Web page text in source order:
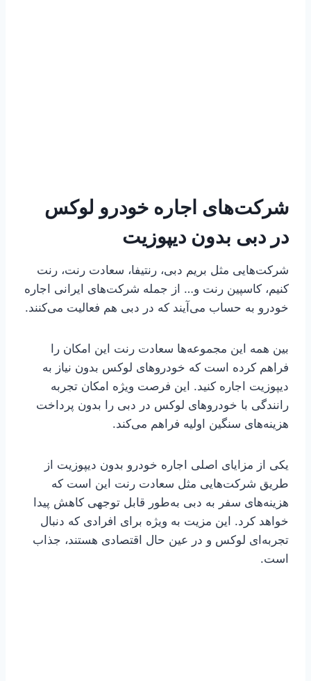
شرکت‌های اجاره خودرو لوکس
در دبی بدون دیپوزیت
شرکت‌هایی مثل بریم دبی، رنتیفا، سعادت رنت، رنت
کنیم، کاسپین رنت و… از جمله شرکت‌های ایرانی اجاره
خودرو به حساب می‌آیند که در دبی هم فعالیت می‌کنند.
بین همه این مجموعه‌ها سعادت رنت این امکان را
فراهم کرده است که خودروهای لوکس بدون نیاز به
دیپوزیت اجاره کنید. این فرصت ویژه امکان تجربه
رانندگی با خودروهای لوکس در دبی را بدون پرداخت
هزینه‌های سنگین اولیه فراهم می‌کند.
یکی از مزایای اصلی اجاره خودرو بدون دیپوزیت از
طریق شرکت‌هایی مثل سعادت رنت این است که
هزینه‌های سفر به دبی به‌طور قابل توجهی کاهش پیدا
خواهد کرد. این مزیت به ویژه برای افرادی که دنبال
تجربه‌ای لوکس و در عین حال اقتصادی هستند، جذاب
است.